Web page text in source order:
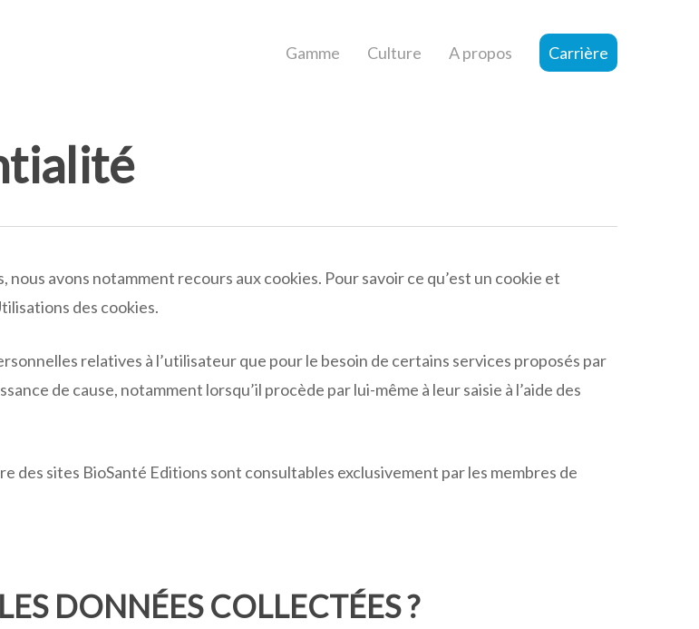
Gamme Culture A propos Carrière
avons notamment recours aux cookies. Pour savoir ce qu’est un cookie et
des cookies.
relatives à l’utilisateur que pour le besoin de certains services proposés par
de cause, notamment lorsqu’il procède par lui-même à leur saisie à l’aide des
des sites BioSanté Editions sont consultables exclusivement par les membres de
DONNÉES COLLECTÉES ?